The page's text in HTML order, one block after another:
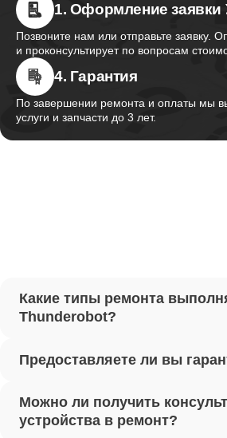
1. Оформление
Позвоните нам или отправьте заявку.
и проконсультирует по вопросам
4. Гарантия
По завершении ремонта и оплаты мы
услуги и запчасти до 3 лет.
Какие типы ремонта
Thunderobot?
Предоставляете ли вы
Можно ли получить
устройства в ремонт?